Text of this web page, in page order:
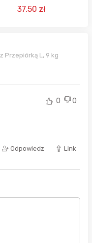
GRATIS)
37.50 zł
Przepiórką L, 9 kg
0 0
Odpowiedz Link